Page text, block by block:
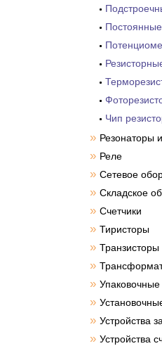
Чип
» Резонаторы
» Реле
» Сетевое
» Складское
» Счетчики
» Тиристоры
» Транзисторы
»
»
»
» Устройства
» Устройства